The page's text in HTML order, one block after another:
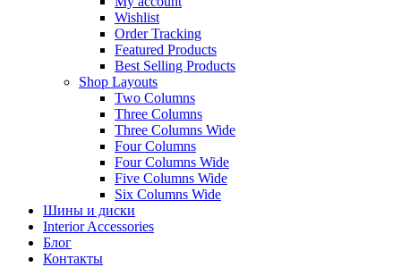
Wishlist
Order Tracking
Featured Products
Best Selling Products
Shop Layouts
Two Columns
Three Columns
Three Columns Wide
Four Columns
Four Columns Wide
Five Columns Wide
Six Columns Wide
Шины и диски
Interior Accessories
Блог
Контакты